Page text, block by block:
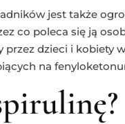
jest także
co poleca się ją
dzieci i kobiety
na